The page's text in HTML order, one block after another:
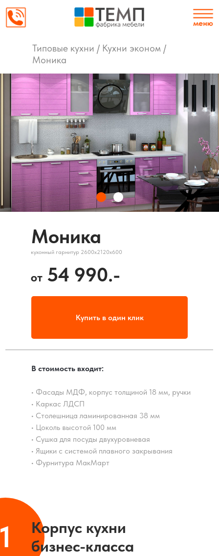
Типовые кухни / Кухни эконом /
Моника
Моника
54 990.-
Купить в один клик
от
В стоимость входит:
• Фасады МДФ, корпус толщиной 18 мм, ручки
• Каркас ЛДСП
• Столешница ламинированная 38 мм
• Цоколь высотой 100 мм
• Сушка для посуды двухуровневая
• Ящики с системой плавного закрывания
• Фурнитура МакМарт
кухонный гарнитур 2600х2120х600
1
Корпус кухни
бизнес-класса